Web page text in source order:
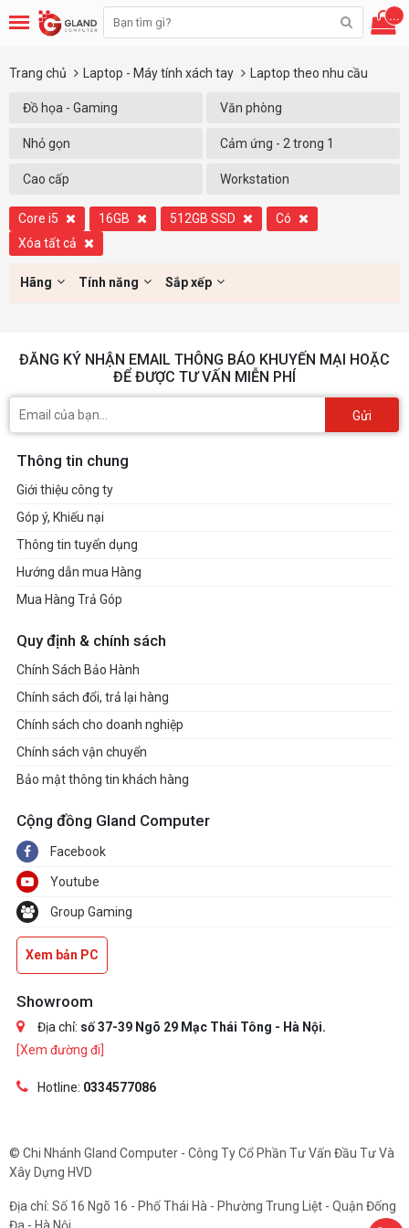
...
Trang chủ Laptop - Máy tính xách tay Laptop theo nhu cầu
Đồ họa - Gaming Văn phòng
Nhỏ gọn Cảm ứng - 2 trong 1
Cao cấp Workstation
Core i5 16GB 512GB SSD
Có
Xóa tất cả
Hãng Tính năng Sắp xếp
ĐĂNG KÝ NHẬN EMAIL THÔNG BÁO KHUYẾN MẠI HOẶC
ĐỂ ĐƯỢC TƯ VẤN MIỄN PHÍ
Gửi
Thông tin chung
Giới thiệu công ty
Góp ý, Khiếu nại
Thông tin tuyển dụng
Hướng dẫn mua Hàng
Mua Hàng Trả Góp
Quy định & chính sách
Chính Sách Bảo Hành
Chính sách đổi, trả lại hàng
Chính sách cho doanh nghiệp
Chính sách vận chuyển
Bảo mật thông tin khách hàng
Cộng đồng Gland Computer
Facebook
Youtube
Group Gaming
Xem bản PC
Showroom
Địa chỉ: số 37-39 Ngõ 29 Mạc Thái Tông - Hà Nội.
[Xem đường đi]
Hotline: 0334577086
© Chi Nhánh Gland Computer - Công Ty Cổ Phần Tư Vấn Đầu Tư Và
Xây Dựng HVD
Địa chỉ: Số 16 Ngõ 16 - Phố Thái Hà - Phường Trung Liệt - Quận Đống